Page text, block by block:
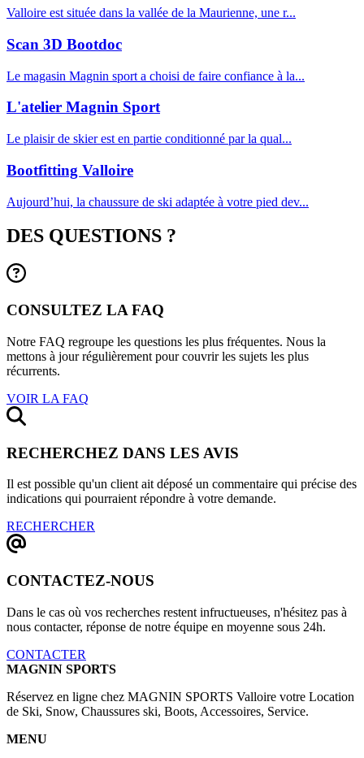
Valloire est située dans la vallée de la Maurienne, une r...
Scan 3D Bootdoc
Le magasin Magnin sport a choisi de faire confiance à la...
L'atelier Magnin Sport
Le plaisir de skier est en partie conditionné par la qual...
Bootfitting Valloire
Aujourd’hui, la chaussure de ski adaptée à votre pied dev...
DES QUESTIONS ?
CONSULTEZ LA FAQ
Notre FAQ regroupe les questions les plus fréquentes. Nous la
mettons à jour régulièrement pour couvrir les sujets les plus
récurrents.
VOIR LA FAQ
RECHERCHEZ DANS LES AVIS
Il est possible qu'un client ait déposé un commentaire qui précise des
indications qui pourraient répondre à votre demande.
RECHERCHER
CONTACTEZ-NOUS
Dans le cas où vos recherches restent infructueuses, n'hésitez pas à
nous contacter, réponse de notre équipe en moyenne sous 24h.
CONTACTER
MAGNIN SPORTS
Réservez en ligne chez MAGNIN SPORTS Valloire votre Location
de Ski, Snow, Chaussures ski, Boots, Accessoires, Service.
MENU